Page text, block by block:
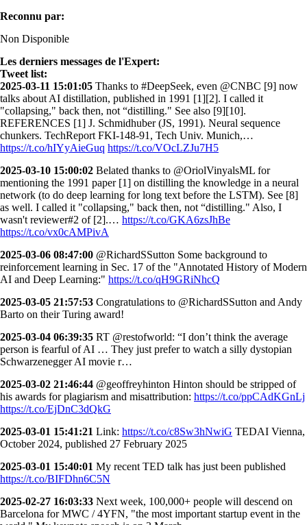
Reconnu par:
Non Disponible
Les derniers messages de l'Expert:
Tweet list:
2025-03-11 15:01:05 Thanks to #DeepSeek, even @CNBC [9] now
talks about AI distillation, published in 1991 [1][2]. I called it
"collapsing," back then, not “distilling." See also [9][10].
REFERENCES [1] J. Schmidhuber (JS, 1991). Neural sequence
chunkers. TechReport FKI-148-91, Tech Univ. Munich,…
https://t.co/hIYyAieGuq https://t.co/VOcLZJu7H5
2025-03-10 15:00:02 Belated thanks to @OriolVinyalsML for
mentioning the 1991 paper [1] on distilling the knowledge in a neural
network (to do deep learning for long text before the LSTM). See [8]
as well. I called it "collapsing," back then, not “distilling." Also, I
wasn't reviewer#2 of [2].… https://t.co/GKA6zsJhBe
https://t.co/vx0cAMPivA
2025-03-06 08:47:00 @RichardSSutton Some background to
reinforcement learning in Sec. 17 of the "Annotated History of Modern
AI and Deep Learning:" https://t.co/qH9GRiNhcQ
2025-03-05 21:57:53 Congratulations to @RichardSSutton and Andy
Barto on their Turing award!
2025-03-04 06:39:35 RT @restofworld: “I don’t think the average
person is fearful of AI … They just prefer to watch a silly dystopian
Schwarzenegger AI movie r…
2025-03-02 21:46:44 @geoffreyhinton Hinton should be stripped of
his awards for plagiarism and misattribution: https://t.co/ppCAdKGnLj
https://t.co/EjDnC3dQkG
2025-03-01 15:41:21 Link: https://t.co/c8Sw3hNwiG TEDAI Vienna,
October 2024, published 27 February 2025
2025-03-01 15:40:01 My recent TED talk has just been published
https://t.co/BIFDhn6C5N
2025-02-27 16:03:33 Next week, 100,000+ people will descend on
Barcelona for MWC / 4YFN, "the most important startup event in the